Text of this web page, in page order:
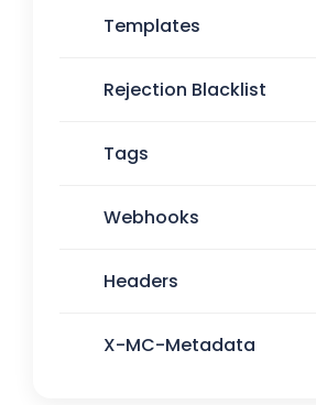
Templates
Rejection Blacklist
Tags
Webhooks
Headers
X-MC-Metadata